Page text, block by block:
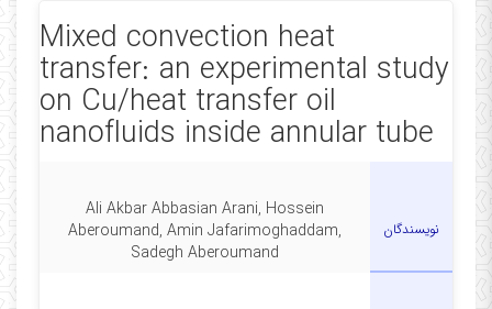
Mixed convection heat
transfer: an experimental study
on Cu/heat transfer oil
nanofluids inside annular tube
نویسندگان
Ali Akbar Abbasian Arani, Hossein
Aberoumand, Amin Jafarimoghaddam,
Sadegh Aberoumand